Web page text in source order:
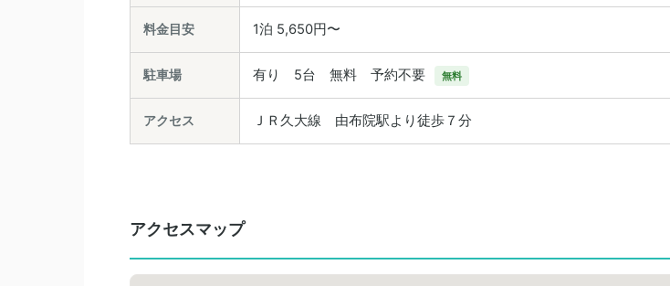
料金目安 1泊 5,650円〜
駐車場 有り 5台 無料 予約不要 無料
アクセス ＪＲ久大線 由布院駅より徒歩７分
アクセスマップ